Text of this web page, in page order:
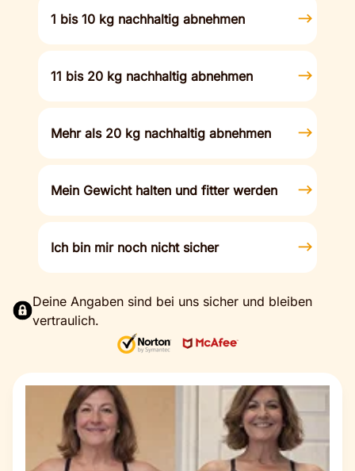
1 bis 10 kg nachhaltig abnehmen
11 bis 20 kg nachhaltig abnehmen
Mehr als 20 kg nachhaltig abnehmen
Mein Gewicht halten und fitter werden
Ich bin mir noch nicht sicher
Deine Angaben sind bei uns sicher und bleiben
vertraulich.